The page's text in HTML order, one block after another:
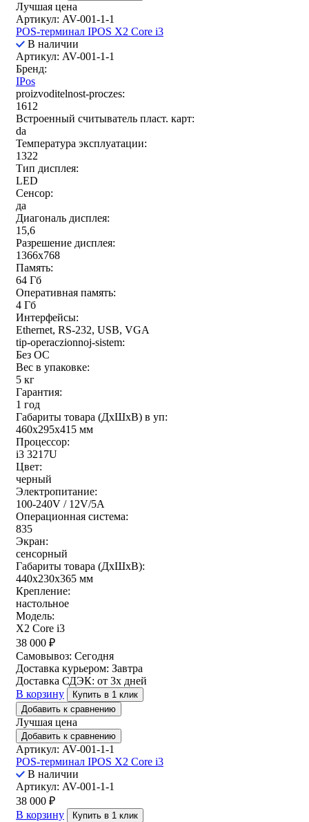
Лучшая цена
Артикул: AV-001-1-1
POS-терминал IPOS X2 Core i3
В наличии
Артикул: AV-001-1-1
Бренд:
IPos
proizvoditelnost-proczes:
1612
Встроенный считыватель пласт. карт:
da
Температура эксплуатации:
1322
Тип дисплея:
LED
Сенсор:
да
Диагональ дисплея:
15,6
Разрешение дисплея:
1366x768
Память:
64 Гб
Оперативная память:
4 Гб
Интерфейсы:
Ethernet, RS-232, USB, VGA
tip-operaczionnoj-sistem:
Без ОС
Вес в упаковке:
5 кг
Гарантия:
1 год
Габариты товара (ДxШxВ) в уп:
460x295x415 мм
Процессор:
i3 3217U
Цвет:
черный
Электропитание:
100-240V / 12V/5A
Операционная система:
835
Экран:
сенсорный
Габариты товара (ДxШxВ):
440x230x365 мм
Крепление:
настольное
Модель:
X2 Core i3
38 000 ₽
Самовывоз: Сегодня
Доставка курьером: Завтра
Доставка СДЭК: от 3х дней
В корзину
Купить в 1 клик
Добавить к сравнению
Лучшая цена
Добавить к сравнению
Артикул: AV-001-1-1
POS-терминал IPOS X2 Core i3
В наличии
Артикул: AV-001-1-1
38 000 ₽
В корзину
Купить в 1 клик